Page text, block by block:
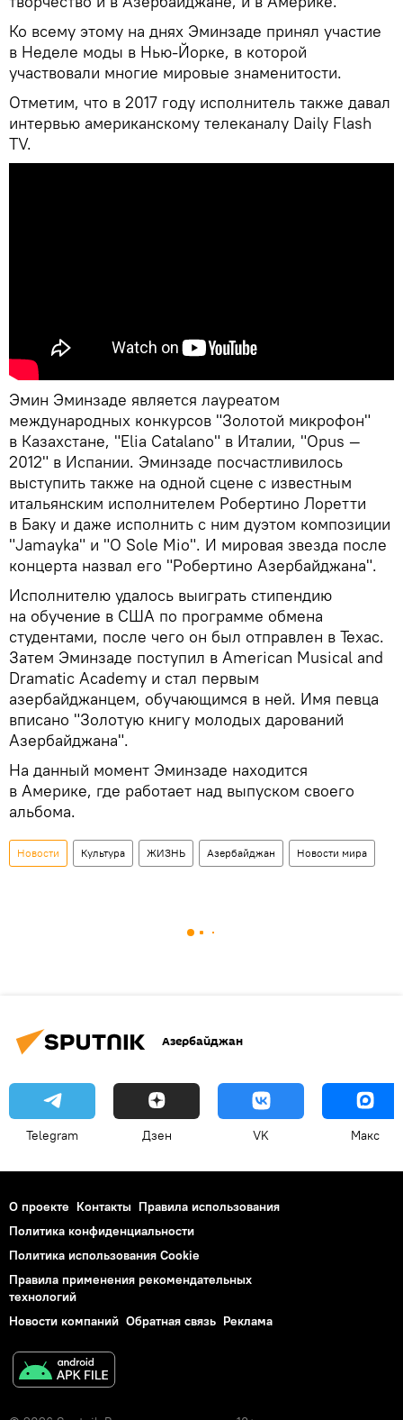
Ко всему этому на днях Эминзаде принял участие
в Неделе моды в Нью-Йорке, в которой
участвовали многие мировые знаменитости.
Отметим, что в 2017 году исполнитель также давал
интервью американскому телеканалу Daily Flash
TV.
Эмин Эминзаде является лауреатом
международных конкурсов "Золотой микрофон"
в Казахстане, "Elia Catalano" в Италии, "Opus —
2012" в Испании. Эминзаде посчастливилось
выступить также на одной сцене с известным
итальянским исполнителем Робертино Лоретти
в Баку и даже исполнить с ним дуэтом композиции
"Jamayka" и "O Sole Mio". И мировая звезда после
концерта назвал его "Робертино Азербайджана".
Исполнителю удалось выиграть стипендию
на обучение в США по программе обмена
студентами, после чего он был отправлен в Техас.
Затем Эминзаде поступил в American Musical and
Dramatic Academy и стал первым
азербайджанцем, обучающимся в ней. Имя певца
вписано "Золотую книгу молодых дарований
Азербайджана".
На данный момент Эминзаде находится
в Америке, где работает над выпуском своего
альбома.
Новости Культура ЖИЗНЬ Азербайджан Новости мира
Азербайджан
Telegram Дзен VK Макс
О проекте Контакты Правила использования
Политика конфиденциальности
Политика использования Cookie
Правила применения рекомендательных
технологий
Новости компаний Обратная связь Реклама